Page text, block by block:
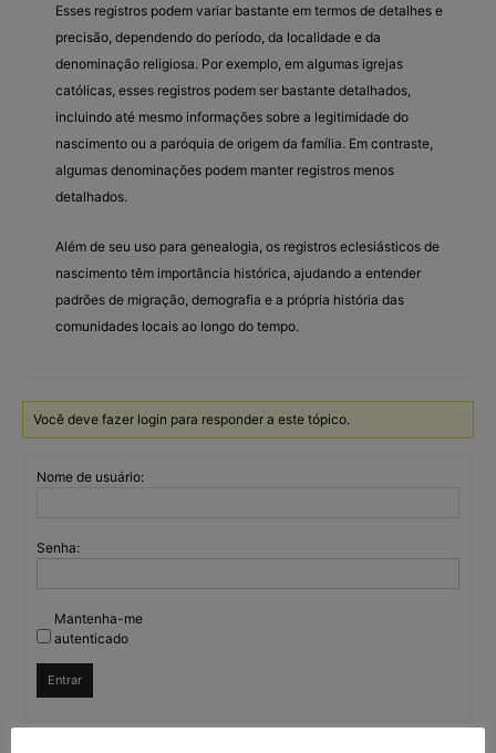
Esses registros podem variar bastante em termos de detalhes e
precisão, dependendo do período, da localidade e da
denominação religiosa. Por exemplo, em algumas igrejas
católicas, esses registros podem ser bastante detalhados,
incluindo até mesmo informações sobre a legitimidade do
nascimento ou a paróquia de origem da família. Em contraste,
algumas denominações podem manter registros menos
detalhados.
Além de seu uso para genealogia, os registros eclesiásticos de
nascimento têm importância histórica, ajudando a entender
padrões de migração, demografia e a própria história das
comunidades locais ao longo do tempo.
Você deve fazer login para responder a este tópico.
Nome de usuário:
Senha:
Mantenha-me
autenticado
Entrar